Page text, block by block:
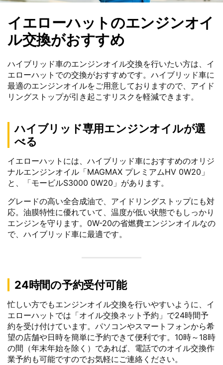
イエローハットのエンジンオイ
ル交換がおすすめ
ハイブリッド車のエンジンオイル交換を行いたい方は、イ
エローハットでの交換がおすすめです。ハイブリッド車に
最適のエンジンオイルをご用意しておりますので、アイド
リングストップが引き起こすリスクを軽減できます。
ハイブリッド専用エンジンオイルが選
べる
イエローハットには、ハイブリッド車におすすめのオリジ
ナルエンジンオイル「MAGMAX プレミアムHV 0W20」
と、「モービルS3000 0W20」があります。
グレードの高い全合成油で、アイドリングストップにも対
応。油膜特性に優れていて、温度が低い状態でもしっかり
エンジンを守ります。0W-20の省燃費エンジンオイルなの
で、ハイブリッド車に最適です。
24時間の予約受付可能
忙しい方でもエンジンオイル交換を行いやすいように、イ
エローハットでは「オイル交換ネット予約」で24時間予
約を受け付けています。パソコンやスマートフォンから希
望の店舗や日時を簡単に予約できて便利です。10時～18時
の間（年末年始を除く）であれば、電話でのオイル交換作
業予約も可能ですのでお気軽にご連絡ください。